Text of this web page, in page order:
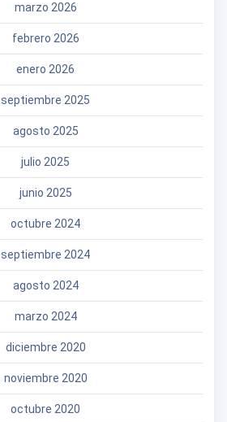
marzo 2026
febrero 2026
enero 2026
septiembre 2025
agosto 2025
julio 2025
junio 2025
octubre 2024
septiembre 2024
agosto 2024
marzo 2024
diciembre 2020
noviembre 2020
octubre 2020